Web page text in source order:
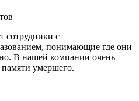
сотрудники с
понимающие где они
В нашей компании очень
умершего.